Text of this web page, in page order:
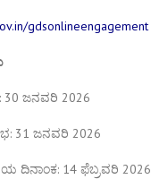
gdsonlineengagement
ಜನವರಿ 2026
31 ಜನವರಿ 2026
ದಿನಾಂಕ: 14 ಫೆಬ್ರವರಿ 2026